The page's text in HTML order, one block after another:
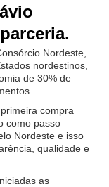
Nordeste,
nordestinos,
de 30% de
compra
como passo
Nordeste e isso
qualidade e
as